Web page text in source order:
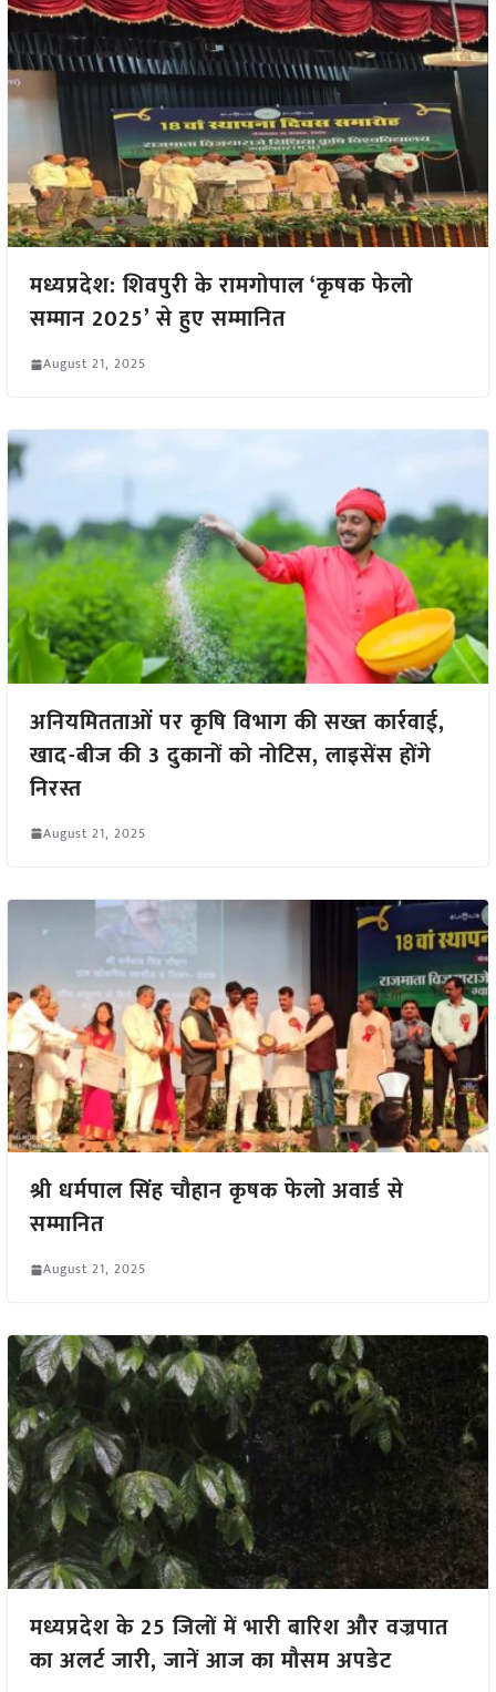
मध्यप्रदेश: शिवपुरी के रामगोपाल ‘कृषक फेलो
सम्मान 2025’ से हुए सम्मानित
August 21, 2025
अनियमितताओं पर कृषि विभाग की सख्त कार्रवाई,
खाद-बीज की 3 दुकानों को नोटिस, लाइसेंस होंगे
निरस्त
August 21, 2025
श्री धर्मपाल सिंह चौहान कृषक फेलो अवार्ड से
सम्मानित
August 21, 2025
मध्यप्रदेश के 25 जिलों में भारी बारिश और वज्रपात
का अलर्ट जारी, जानें आज का मौसम अपडेट